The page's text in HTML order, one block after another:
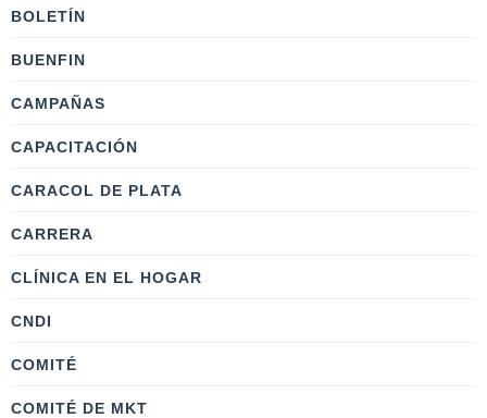
BOLETÍN
BUENFIN
CAMPAÑAS
CAPACITACIÓN
CARACOL DE PLATA
CARRERA
CLÍNICA EN EL HOGAR
CNDI
COMITÉ
COMITÉ DE MKT